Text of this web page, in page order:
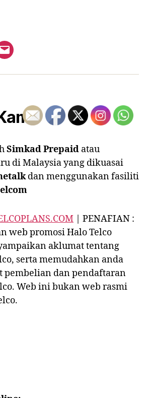
Email
Simkad Prepaid atau
di Malaysia yang dikuasai
dan menggunakan fasiliti
| PENAFIAN :
web promosi Halo Telco
aklumat tentang
serta memudahkan anda
pembelian dan pendaftaran
Web ini bukan web rasmi